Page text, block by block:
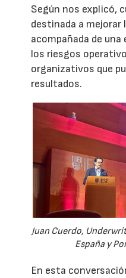
Según nos explicó,
destinada a mejorar
acompañada de una
los riesgos
organizativos que
resultados.
Juan Cuerdo,
España y
En esta